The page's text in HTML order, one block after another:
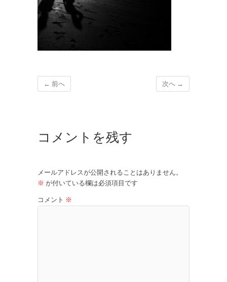
← 前へ 次へ →
コメントを残す
メールアドレスが公開されることはありません。
※ が付いている欄は必須項目です
コメント ※